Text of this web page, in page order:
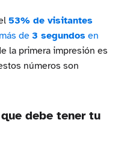
53% de visitantes
de3 segundos en
la primera impresión es
números son
debe tener tu